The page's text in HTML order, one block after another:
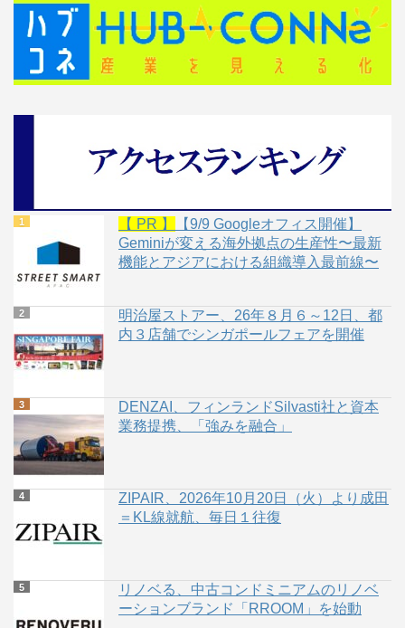
【 PR 】
【9/9 Googleオフィス開催】
Geminiが変える海外拠点の生産性〜最新
機能とアジアにおける組織導入最前線〜
明治屋ストアー、26年８月６～12日、都
内３店舗でシンガポールフェアを開催
DENZAI、フィンランドSilvasti社と資本
業務提携、「強みを融合」
ZIPAIR、2026年10月20日（火）より成田
＝KL線就航、毎日１往復
リノベる、中古コンドミニアムのリノベ
ーションブランド「RROOM」を始動